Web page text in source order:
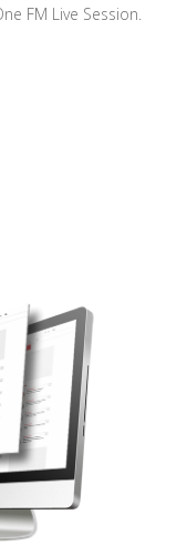
FM Live Session.